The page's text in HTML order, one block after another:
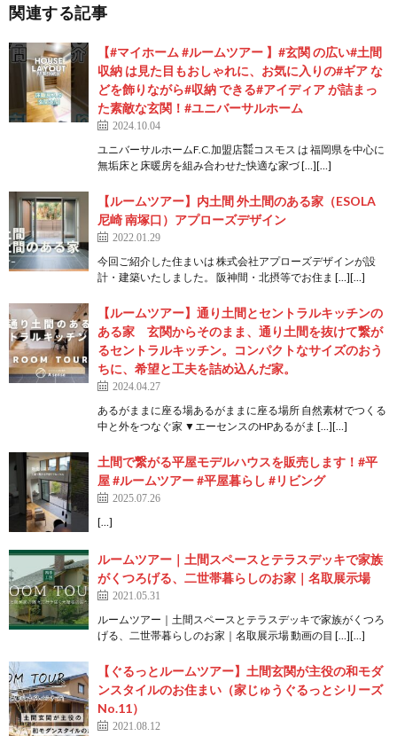
関連する記事
【#マイホーム #ルームツアー 】#玄関 の広い#土間
収納 は見た目もおしゃれに、お気に入りの#ギア な
どを飾りながら#収納 できる#アイディア が詰まっ
た素敵な玄関！#ユニバーサルホーム
2024.10.04
ユニバーサルホームF.C.加盟店㍿コスモス は 福岡県を中心に
無垢床と床暖房を組み合わせた快適な家づ […][…]
【ルームツアー】内土間 外土間のある家（ESOLA
尼崎 南塚口）アプローズデザイン
2022.01.29
今回ご紹介した住まいは 株式会社アプローズデザインが設
計・建築いたしました。 阪神間・北摂等でお住ま […][…]
【ルームツアー】通り土間とセントラルキッチンの
ある家 玄関からそのまま、通り土間を抜けて繋が
るセントラルキッチン。コンパクトなサイズのおう
ちに、希望と工夫を詰め込んだ家。
2024.04.27
あるがままに座る場あるがままに座る場所 自然素材でつくる
中と外をつなぐ家 ▼エーセンスのHPあるがま […][…]
土間で繋がる平屋モデルハウスを販売します！#平
屋 #ルームツアー #平屋暮らし #リビング
2025.07.26
[…]
ルームツアー｜土間スペースとテラスデッキで家族
がくつろげる、二世帯暮らしのお家｜名取展示場
2021.05.31
ルームツアー｜土間スペースとテラスデッキで家族がくつろ
げる、二世帯暮らしのお家｜名取展示場 動画の目 […][…]
【ぐるっとルームツアー】土間玄関が主役の和モダ
ンスタイルのお住まい（家じゅうぐるっとシリーズ
No.11）
2021.08.12